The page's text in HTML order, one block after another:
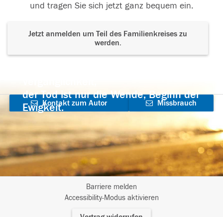
und tragen Sie sich jetzt ganz bequem ein.
Jetzt anmelden um Teil des Familienkreises zu
werden.
der Tod ist nur die Wende, Beginn der
Ewigkeit.
Kontakt zum Autor
aufnehmen
Missbrauch
Barriere melden
Accessibility-Modus aktivieren